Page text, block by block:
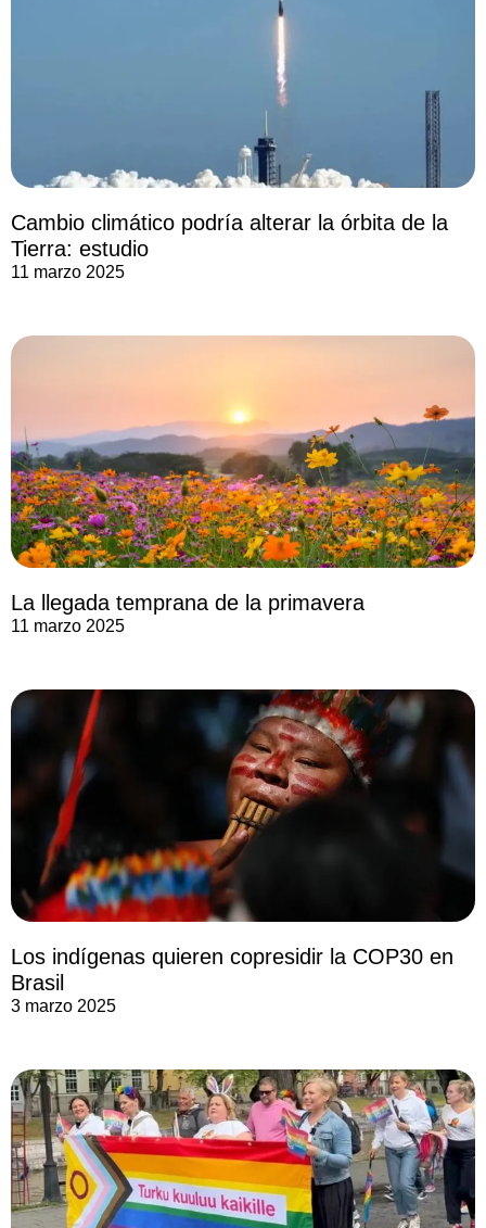
Cambio climático podría alterar la órbita de la
Tierra: estudio
11 marzo 2025
La llegada temprana de la primavera
11 marzo 2025
Los indígenas quieren copresidir la COP30 en
Brasil
3 marzo 2025